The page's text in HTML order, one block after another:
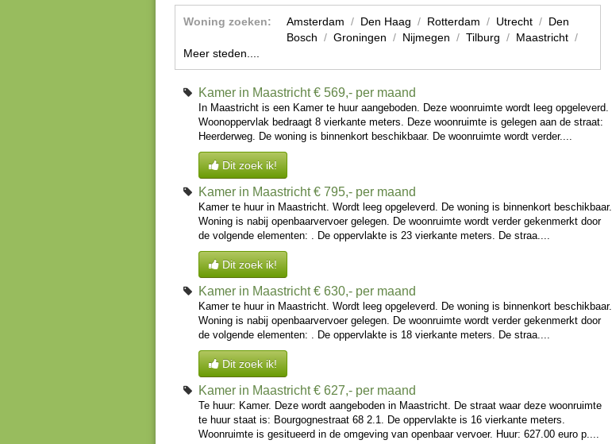
Woning zoeken: Amsterdam / Den Haag / Rotterdam / Utrecht / Den
Bosch / Groningen / Nijmegen / Tilburg / Maastricht /
Meer steden....
Kamer in Maastricht € 569,- per maand
In Maastricht is een Kamer te huur aangeboden. Deze woonruimte wordt leeg opgeleverd.
Woonoppervlak bedraagt 8 vierkante meters. Deze woonruimte is gelegen aan de straat:
Heerderweg. De woning is binnenkort beschikbaar. De woonruimte wordt verder....
Dit zoek ik!
Kamer in Maastricht € 795,- per maand
Kamer te huur in Maastricht. Wordt leeg opgeleverd. De woning is binnenkort beschikbaar.
Woning is nabij openbaarvervoer gelegen. De woonruimte wordt verder gekenmerkt door
de volgende elementen: . De oppervlakte is 23 vierkante meters. De straa....
Dit zoek ik!
Kamer in Maastricht € 630,- per maand
Kamer te huur in Maastricht. Wordt leeg opgeleverd. De woning is binnenkort beschikbaar.
Woning is nabij openbaarvervoer gelegen. De woonruimte wordt verder gekenmerkt door
de volgende elementen: . De oppervlakte is 18 vierkante meters. De straa....
Dit zoek ik!
Kamer in Maastricht € 627,- per maand
Te huur: Kamer. Deze wordt aangeboden in Maastricht. De straat waar deze woonruimte
te huur staat is: Bourgognestraat 68 2.1. De oppervlakte is 16 vierkante meters.
Woonruimte is gesitueerd in de omgeving van openbaar vervoer. Huur: 627.00 euro p....